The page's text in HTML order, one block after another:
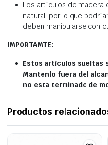
Los artículos de madera
natural, por lo que
deben manipularse con
IMPORTAMTE:
Estos artículos sueltas
Mantenlo fuera del
no esta terminado de
Productos